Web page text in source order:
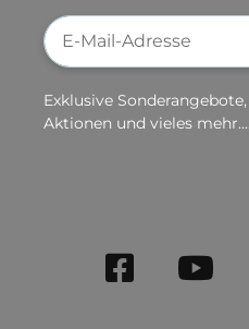
Newsletter-
Exklusive
Aktionen und vieles